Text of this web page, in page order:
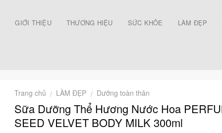
GIỚI THIỆU THƯƠNG HIỆU SỨC KHỎE LÀM ĐẸP
Trang chủ / LÀM ĐẸP / Dưỡng toàn thân
Sữa Dưỡng Thể Hương Nước Hoa
SEED VELVET BODY MILK 300ml